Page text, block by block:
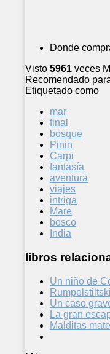
Donde
Visto 5961 veces
Recomendado
Etiquetado como
mar
final
bosque
Pinin
Carpi
fantasía
aventura
viajes
intriga
Mare
bosco
India
libros
Un niño de
Un caso
La gran
Malditas